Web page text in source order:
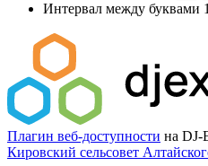
Интервал между буквами
Плагин веб-доступности на DJ-
Кировский сельсовет